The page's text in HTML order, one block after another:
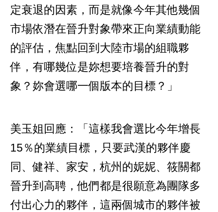
定衰退的因素，而是就像今年其他幾個
市場依潛在晉升對象帶來正向業績動能
的評估，焦點回到大陸市場的組職夥
伴，有哪幾位是妳想要培養晉升的對
象？妳會選哪一個版本的目標？」
美玉姐回應：「這樣我會選比今年增長
15％的業績目標，只要武漢的夥伴慶
同、健祥、家安，杭州的妮妮、筱關都
晉升到高聘，他們都是很願意為團隊多
付出心力的夥伴，這兩個城市的夥伴被